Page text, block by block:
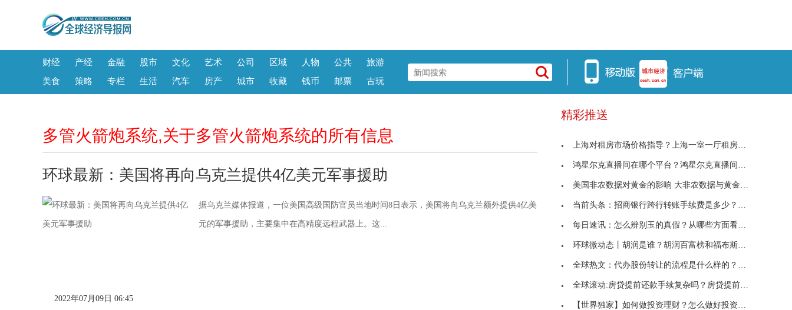
财经 产经 金融 股市 文化 艺术 公司 区域 人物 公共
旅游
美食
策略 专栏 生活 汽车 房产 城市 收藏 钱币 邮票 古玩
多管火箭炮系统,关于多管火箭炮系统的所有信息
环球最新：美国将再向乌克兰提供4亿美元军事援助
据乌克兰媒体报道，一位美国高级国防官员当地时间8日表示，美国将向乌克兰额外提供4亿美
元的军事援助，主要集中在高精度远程武器上。这...
2022年07月09日 06:45
精彩推送
上海对租房市场价格指导？上海一室一厅租房多少钱？
鸿星尔克直播间在哪个平台？鸿星尔克直播间搞笑片段
美国非农数据对黄金的影响 大非农数据与黄金涨跌
当前头条：招商银行跨行转账手续费是多少？跨行转账
每日速讯：怎么辨别玉的真假？从哪些方面看玉的品相
环球微动态丨胡润是谁？胡润百富榜和福布斯富豪榜有
全球热文：代办股份转让的流程是什么样的？代办股份
全球滚动:房贷提前还款手续复杂吗？房贷提前还款需
【世界独家】如何做投资理财？怎么做好投资理财规划